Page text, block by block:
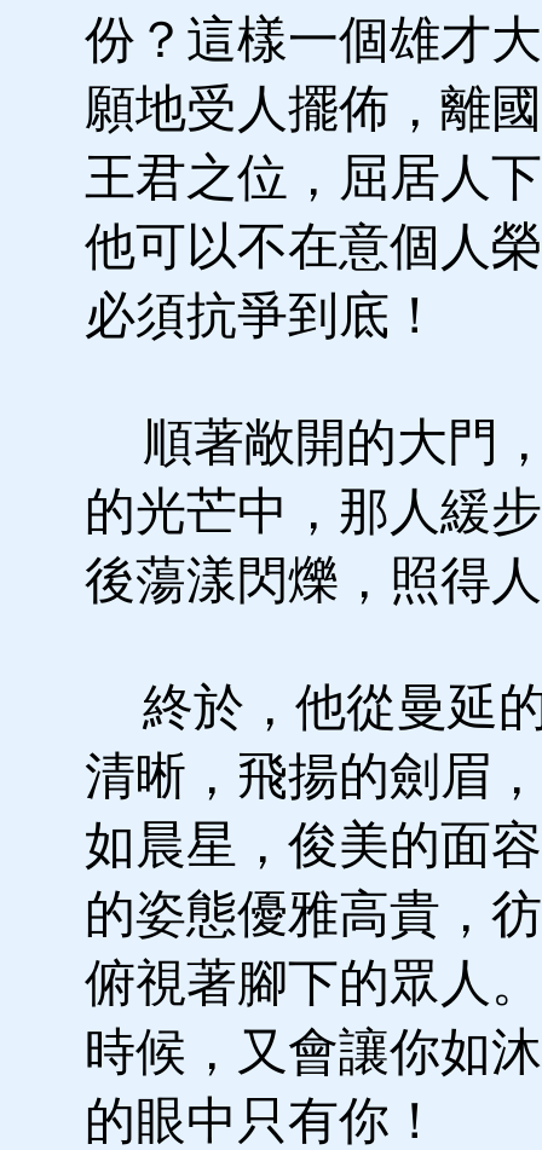
份？這樣一個雄才
願地受人擺佈，離
王君之位，屈居人
他可以不在意個人
必須抗爭到底！
順著敞開的大門
的光芒中，那人緩
後蕩漾閃爍，照得
終於，他從曼延
清晰，飛揚的劍眉
如晨星，俊美的面
的姿態優雅高貴，
俯視著腳下的眾人
時候，又會讓你如
的眼中只有你！